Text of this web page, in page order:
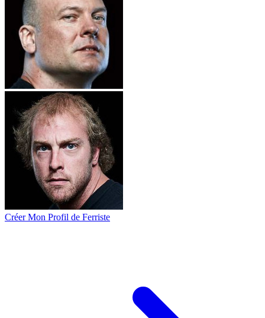
Créer Mon Profil de Ferriste